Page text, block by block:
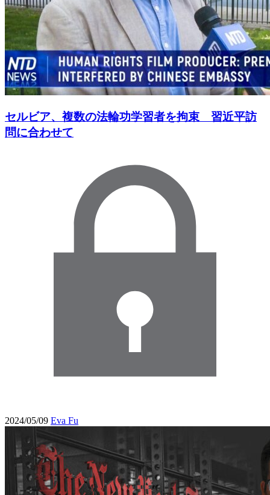
セルビア、複数の法輪功学習者を拘束 習近平訪
問に合わせて
2024/05/09 Eva Fu